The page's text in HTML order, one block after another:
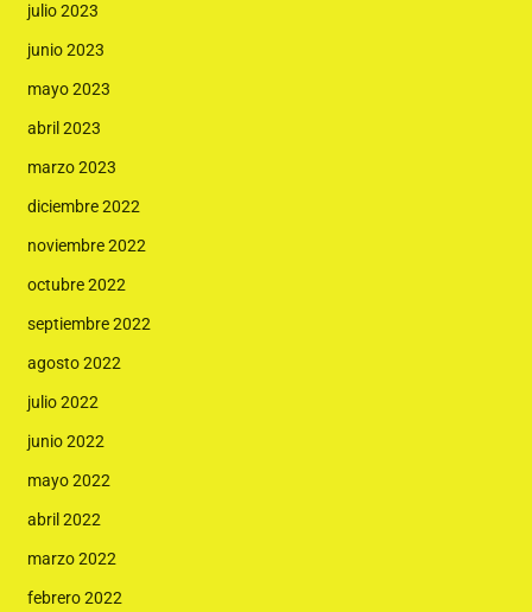
julio 2023
junio 2023
mayo 2023
abril 2023
marzo 2023
diciembre 2022
noviembre 2022
octubre 2022
septiembre 2022
agosto 2022
julio 2022
junio 2022
mayo 2022
abril 2022
marzo 2022
febrero 2022